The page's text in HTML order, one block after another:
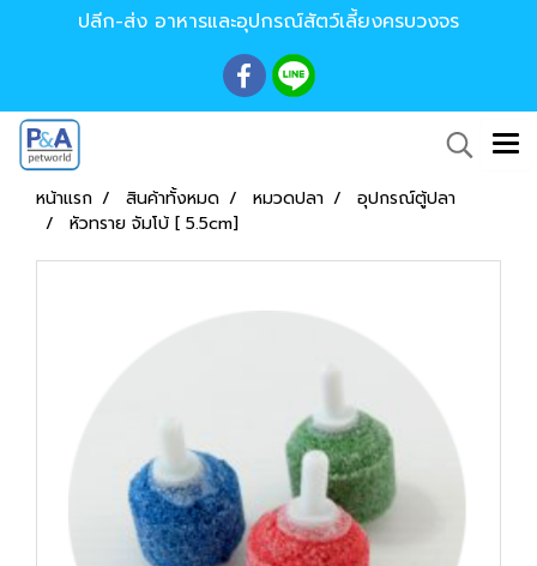
ปลีก-ส่ง อาหารและอุปกรณ์สัตว์เลี้ยงครบวงจร
หน้าแรก สินค้าทั้งหมด หมวดปลา
อุปกรณ์ตู้ปลา
หัวทราย จัมโบ้ [ 5.5cm]